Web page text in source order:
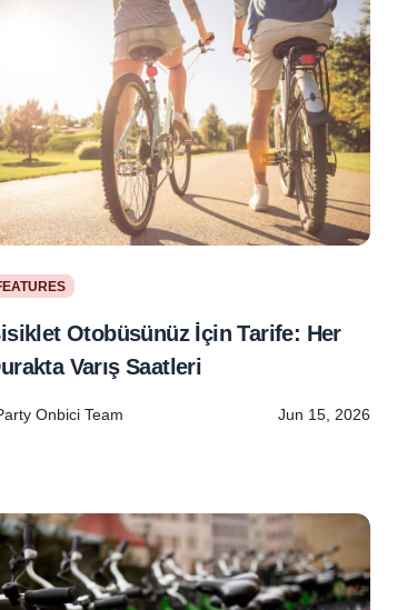
Otobüsünüz İçin Tarife: Her
Varış Saatleri
Onbici Team Jun 15, 2026